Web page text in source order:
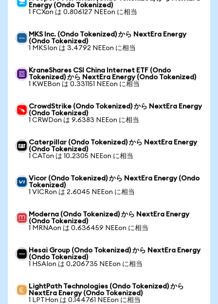
Energy (Ondo Tokenized)
1 FCXon は 0.806127 NEEon に相当
MKS Inc. (Ondo Tokenized) から NextEra Energy
(Ondo Tokenized)
1 MKSIon は 3.4792 NEEon に相当
KraneShares CSI China Internet ETF (Ondo
Tokenized) から NextEra Energy (Ondo Tokenized)
1 KWEBon は 0.331151 NEEon に相当
CrowdStrike (Ondo Tokenized) から NextEra Energy
(Ondo Tokenized)
1 CRWDon は 9.6383 NEEon に相当
Caterpillar (Ondo Tokenized) から NextEra Energy
(Ondo Tokenized)
1 CATon は 10.2305 NEEon に相当
Vicor (Ondo Tokenized) から NextEra Energy (Ondo
Tokenized)
1 VICRon は 2.6045 NEEon に相当
Moderna (Ondo Tokenized) から NextEra Energy
(Ondo Tokenized)
1 MRNAon は 0.636459 NEEon に相当
Hesai Group (Ondo Tokenized) から NextEra Energy
(Ondo Tokenized)
1 HSAIon は 0.206735 NEEon に相当
LightPath Technologies (Ondo Tokenized) から
NextEra Energy (Ondo Tokenized)
1 LPTHon は 0.144761 NEEon に相当